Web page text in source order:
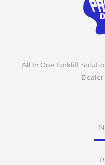
All In One Forklift